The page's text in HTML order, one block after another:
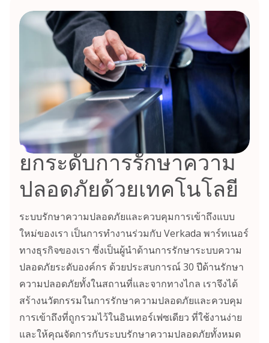
ยกระดับการรักษาความ
ปลอดภัยด้วยเทคโนโลยี
ระบบรักษาความปลอดภัยและควบคุมการเข้าถึงแบบ
ใหม่ของเรา เป็นการทำงานร่วมกับ Verkada พาร์ทเนอร์
ทางธุรกิจของเรา ซึ่งเป็นผู้นำด้านการรักษาระบบความ
ปลอดภัยระดับองค์กร ด้วยประสบการณ์ 30 ปีด้านรักษา
ความปลอดภัยทั้งในสถานที่และจากทางไกล เราจึงได้
สร้างนวัตกรรมในการรักษาความปลอดภัยและควบคุม
การเข้าถึงที่ถูกรวมไว้ในอินเทอร์เฟซเดียว ที่ใช้งานง่าย
และให้คุณจัดการกับระบบรักษาความปลอดภัยทั้งหมด